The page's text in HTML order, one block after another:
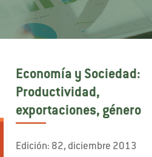
Economía y Sociedad:
Productividad,
exportaciones, género
Edición: 82, diciembre 2013